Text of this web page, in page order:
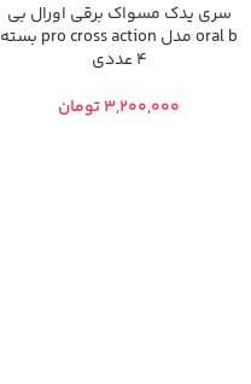
سری یدک مسواک برقی اورال بی
oral b مدل pro cross action بسته
4 عددی
تومان